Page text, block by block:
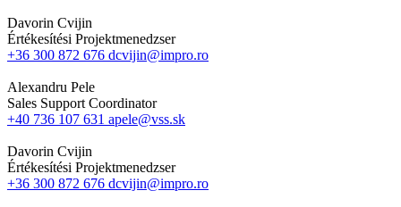
Davorin Cvijin
Értékesítési Projektmenedzser
+36 300 872 676 dcvijin@impro.ro
Alexandru Pele
Sales Support Coordinator
+40 736 107 631 apele@vss.sk
Davorin Cvijin
Értékesítési Projektmenedzser
+36 300 872 676 dcvijin@impro.ro